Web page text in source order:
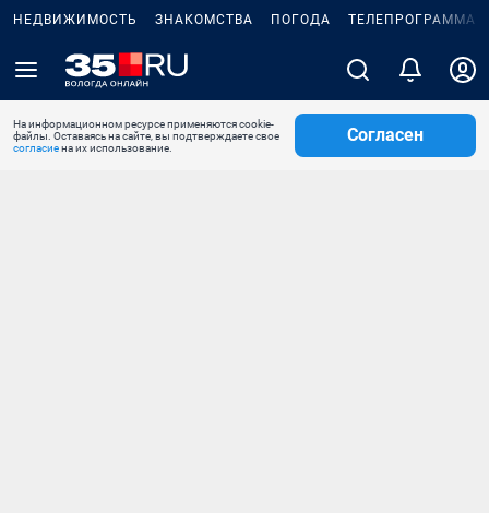
НЕДВИЖИМОСТЬ ЗНАКОМСТВА ПОГОДА ТЕЛЕПРОГРАММА
На информационном ресурсе применяются cookie-
файлы. Оставаясь на сайте, вы подтверждаете свое
согласиена их использование.
Согласен